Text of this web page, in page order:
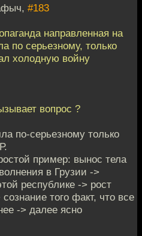
#183
направленная на
по серьезному, только
холодную войну
вопрос ?
по-серьезному только
пример: вынос тела
в Грузии ->
республике -> рост
того факт, что все
-> далее ясно